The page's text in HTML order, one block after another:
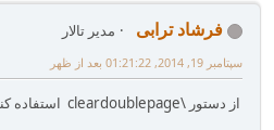
فرشاد ترابی
مدیر تالار
سپتامبر 19, 2014, 01:21:22 بعد از ظهر
از دستور \cleardoublepage استفاده کنید.